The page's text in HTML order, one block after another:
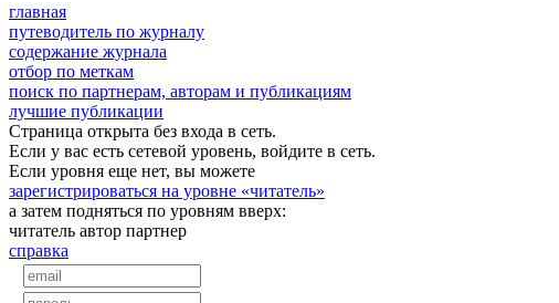
главная
путеводитель по журналу
содержание журнала
отбор по меткам
поиск по партнерам, авторам и публикациям
лучшие публикации
Страница открыта без входа в сеть.
Если у вас есть сетевой уровень, войдите в сеть.
Если уровня еще нет, вы можете
зарегистрироваться на уровне «читатель»
а затем подняться по уровням вверх:
читатель автор партнер
справка